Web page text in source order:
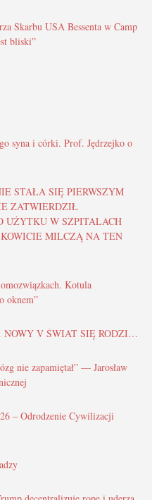
Skarbu USA Bessenta w Camp
bliski”
syna i córki. Prof. Jędrzejko o
STAŁA SIĘ PIERWSZYM
ZATWIERDZIŁ
UŻYTKU W SZPITALACH
MILCZĄ NA TEN
Kotula
oknem”
V ŚWIAT SIĘ RODZI…
nie zapamiętał” — Jarosław
– Odrodzenie Cywilizacji